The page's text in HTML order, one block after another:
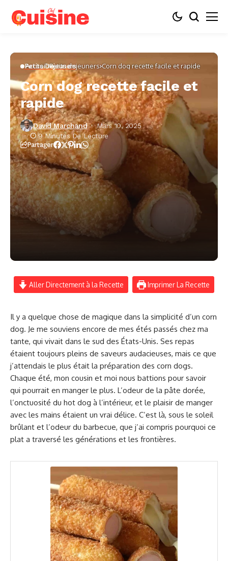
Accueil Petits dejeuners Corn dog recette facile et rapide
Petits Dejeuners
Corn dog recette facile et
rapide
David Marchand
Mars 10, 2025
9 Minutes De Lecture
Partager
Aller Directement à la Recette Imprimer La Recette
Il y a quelque chose de magique dans la simplicité d’un corn
dog. Je me souviens encore de mes étés passés chez ma
tante, qui vivait dans le sud des États-Unis. Ses repas
étaient toujours pleins de saveurs audacieuses, mais ce que
j’attendais le plus était la préparation des corn dogs.
Chaque été, mon cousin et moi nous battions pour savoir
qui pourrait en manger le plus. L’odeur de la pâte dorée,
l’onctuosité du hot dog à l’intérieur, et le plaisir de manger
avec les mains étaient un vrai délice. C’est là, sous le soleil
brûlant et l’odeur du barbecue, que j’ai compris pourquoi ce
plat a traversé les générations et les frontières.